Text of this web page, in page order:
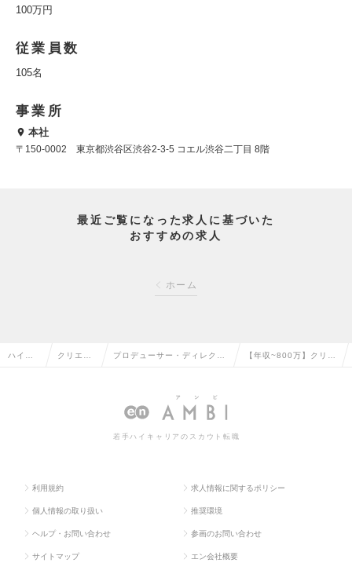
100万円
従業員数
105名
事業所
本社
〒150-0002 東京都渋谷区渋谷2-3-5 コエル渋谷二丁目 8階
最近ご覧になった求人に基づいた
おすすめの求人
ホーム
ハイク クリエイ プロデューサー・ディレクタ
関連）の転職
【年収~800万】クリエ
若手ハイキャリアのスカウト転職
利用規約 求人情報に関するポリシー
個人情報の取り扱い 推奨環境
ヘルプ・お問い合わせ 参画のお問い合わせ
サイトマップ エン会社概要